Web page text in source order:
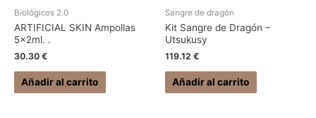
Biológicos 2.0
ARTIFICIAL SKIN Ampollas
5x2ml. .
30.30 €
Añadir al carrito
Sangre de dragón
Kit Sangre de Dragón –
Utsukusy
119.12 €
Añadir al carrito